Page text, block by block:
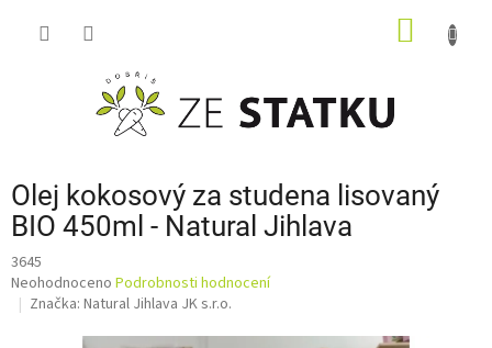
Olej kokosový za studena lisovaný
BIO 450ml - Natural Jihlava
3645
Průměrné
hodnocení
Neohodnoceno Podrobnosti hodnocení
Značka: Natural Jihlava JK s.r.o.